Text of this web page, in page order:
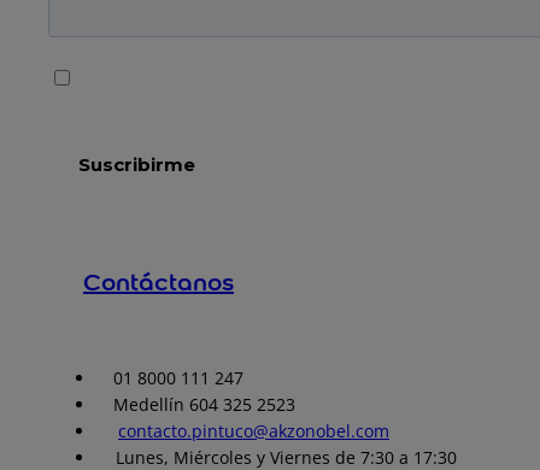
Contáctanos
01 8000 111 247
Medellín 604 325 2523
contacto.pintuco@akzonobel.com
Lunes, Miércoles y Viernes de 7:30 a 17:30